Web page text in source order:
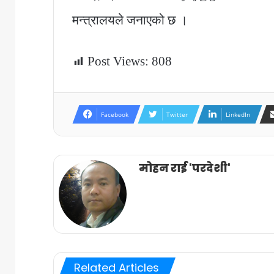
मन्त्रालयले जनाएको छ ।
Post Views: 808
Facebook Twitter LinkedIn
मोहन राई 'परदेशी'
Related Articles